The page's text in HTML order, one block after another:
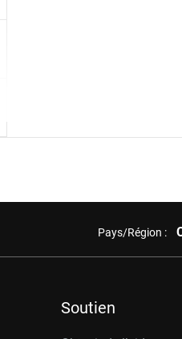
Pays/Région :
Soutien